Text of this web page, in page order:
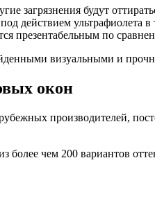
загрязнения будут
действием ультрафиолета в
презентабельным по
визуальными и
окон
производителей,
чем 200 вариантов